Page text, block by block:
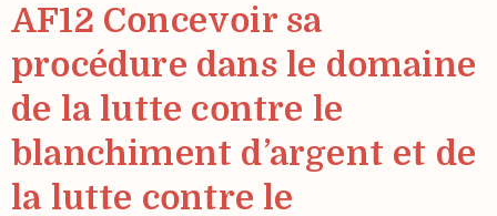
AF12 Concevoir sa
procédure dans le domaine
de la lutte contre le
blanchiment d’argent et de
la lutte contre le